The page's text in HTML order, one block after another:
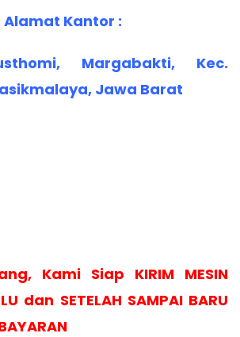
Alamat Kantor :
Margabakti, Kec.
Jawa Barat
Kami Siap KIRIM MESIN
dan SETELAH SAMPAI BARU